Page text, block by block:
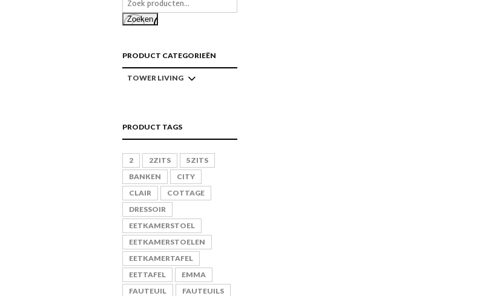
Zoeken
PRODUCT CATEGORIEËN
TOWER LIVING
PRODUCT TAGS
2 2ZITS
5ZITS
BANKEN
CITY
CLAIR
COTTAGE
DRESSOIR
EETKAMERSTOEL
EETKAMERSTOELEN
EETKAMERTAFEL
EETTAFEL
EMMA
FAUTEUIL
FAUTEUILS